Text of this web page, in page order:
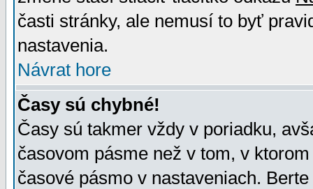
časti stránky, ale nemusí to byť
nastavenia.
Návrat hore
Časy sú chybné!
Časy sú takmer vždy v poriadku,
časovom pásme než v tom, v
časové pásmo v nastaveniach.